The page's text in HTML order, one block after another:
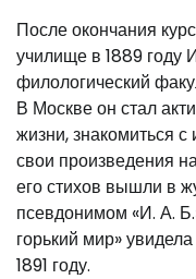
После окончания
училище в 1889 году
филологический
В Москве он стал
жизни, знакомиться
свои произведения
его стихов вышли в
псевдонимом «И. А.
горький мир»
1891 году.